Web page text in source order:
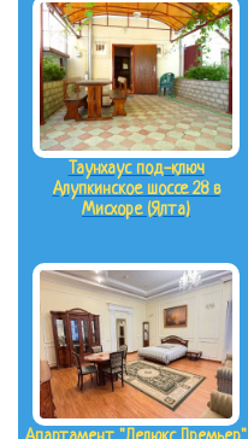
Таунхаус под-ключ
Алупкинское шоссе 28 в
Мисхоре (Ялта)